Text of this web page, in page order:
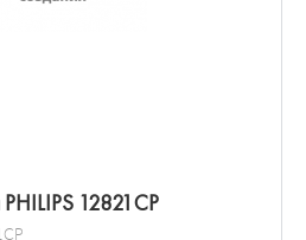
12821CP